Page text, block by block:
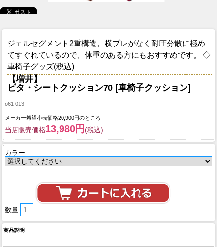
ジェルセグメント2重構造。横ブレがなく耐圧分散に極め
てすぐれているので、体重のある方にもおすすめです。 ◇
車椅子グッズ(税込)
【増井】
ピタ・シートクッション70 [車椅子クッション]
o61-013
メーカー希望小売価格20,900円のところ
当店販売価格13,980円 (税込)
カラー
数量
商品説明